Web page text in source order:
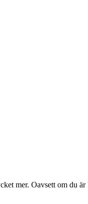
mer. Oavsett om du